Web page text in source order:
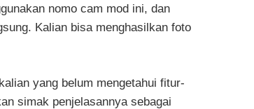
nomo cam mod ini, dan
Kalian bisa menghasilkan foto
yang belum mengetahui fitur-
simak penjelasannya sebagai